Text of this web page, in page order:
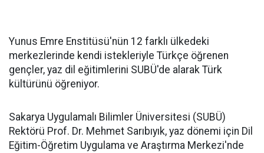
Yunus Emre Enstitüsü'nün 12 farklı ülkedeki
merkezlerinde kendi istekleriyle Türkçe öğrenen
gençler, yaz dil eğitimlerini SUBÜ'de alarak Türk
kültürünü öğreniyor.
Sakarya Uygulamalı Bilimler Üniversitesi (SUBÜ)
Rektörü Prof. Dr. Mehmet Sarıbıyık, yaz dönemi için Dil
Eğitim-Öğretim Uygulama ve Araştırma Merkezi'nde